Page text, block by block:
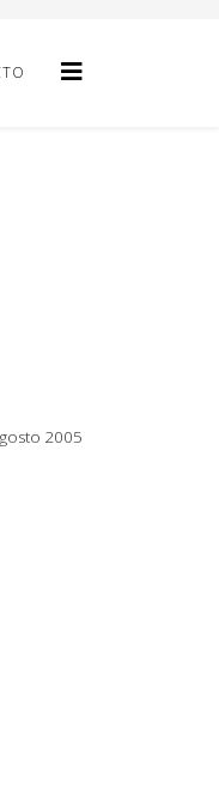
2005